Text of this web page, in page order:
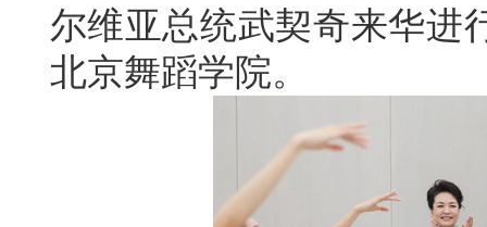
尔维亚总统武契奇来华进
北京舞蹈学院。